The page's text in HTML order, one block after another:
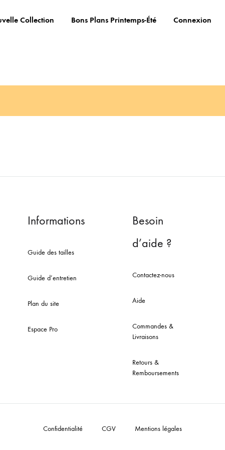
Collection Bons Plans Printemps-Été Connexion
Informations
Guide des tailles
Guide d’entretien
Plan du site
Espace Pro
Besoin
d’aide ?
Contactez-nous
Aide
Commandes &
Livraisons
Retours &
Remboursements
Confidentialité CGV Mentions légales